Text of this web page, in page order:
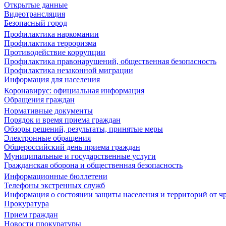
Открытые данные
Видеотрансляция
Безопасный город
Профилактика наркомании
Профилактика терроризма
Противодействие коррупции
Профилактика правонарушений, общественная безопасность
Профилактика незаконной миграции
Информация для населения
Коронавирус: официальная информация
Обращения граждан
Нормативные документы
Порядок и время приема граждан
Обзоры решений, результаты, принятые меры
Электронные обращения
Общероссийский день приема граждан
Муниципальные и государственные услуги
Гражданская оборона и общественная безопасность
Информационные бюллетени
Телефоны экстренных служб
Информация о состоянии защиты населения и территорий от
Прокуратура
Прием граждан
Новости прокуратуры